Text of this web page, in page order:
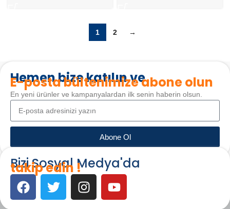
1 2 →
Hemen bize katılın ve
E-posta bültenimize abone olun
En yeni ürünler ve kampanyalardan ilk senin haberin olsun.
Abone Ol
Bizi Sosyal Medya'da
takip edin !